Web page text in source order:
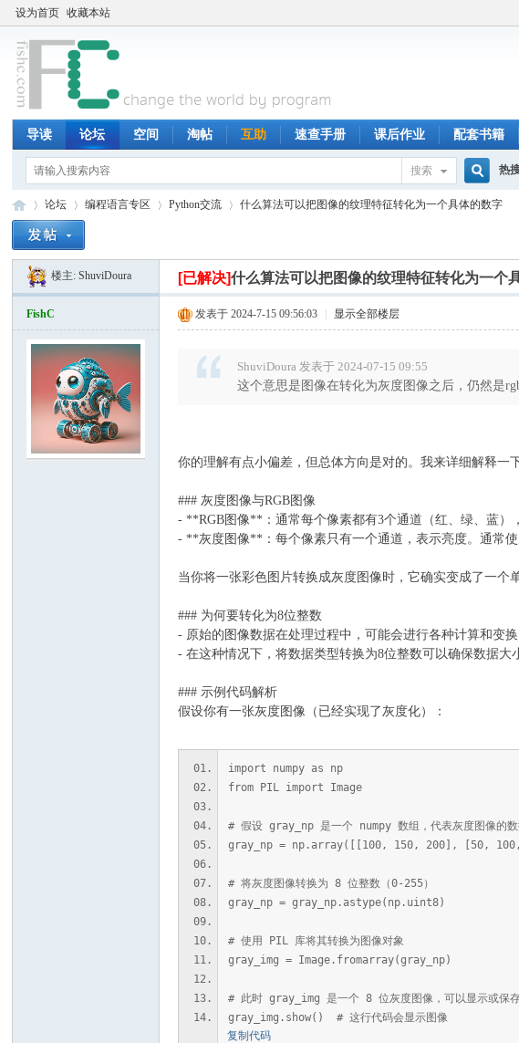
设为首页 收藏本站
导读 论坛 空间 淘帖 互助 速查手册 课后作业 配套书籍
搜索
搜
索
热
»
论坛
›
编程语言专区 Python交流
›
什么算法可以把图像的纹理特征转化为一个具体的数字
楼主:ShuviDoura [已解决]什么算法可以把图像的纹理特征转化为一个
FishC 发表于 2024-7-15 09:56:03 显示全部楼层
ShuviDoura 发表于 2024-07-15 09:55
这个意思是图像在转化为灰度图像之后，仍然是
你的理解有点小偏差，但总体方向是对的。我来详细解释一
### 灰度图像与RGB图像
- **RGB图像**：通常每个像素都有3个通道（红、绿、蓝）
- **灰度图像**：每个像素只有一个通道，表示亮度。通常
当你将一张彩色图片转换成灰度图像时，它确实变成了一个
### 为何要转化为8位整数
- 原始的图像数据在处理过程中，可能会进行各种计算和变
- 在这种情况下，将数据类型转换为8位整数可以确保数据大
### 示例代码解析
假设你有一张灰度图像（已经实现了灰度化）：
import numpy as np
from PIL import Image
# 假设 gray_np 是一个 numpy 数组，代表灰度图像的
gray_np = np.array([[100, 150, 200], [50,
# 将灰度图像转换为 8 位整数（0-255）
gray_np = gray_np.astype(np.uint8)
# 使用 PIL 库将其转换为图像对象
gray_img = Image.fromarray(gray_np)
# 此时 gray_img 是一个 8 位灰度图像，可以显示或保
gray_img.show() # 这行代码会显示图像
复制代码